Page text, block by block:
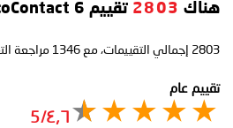
هناك 2803 تقييم Continental ContiEcoContact 6
2803 إجمالي التقييمات، مع 1346 مراجعة
تقييم عام
٤٫٦/5